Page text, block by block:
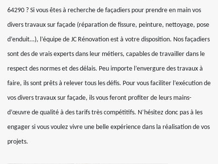
64290 ? Si vous êtes à recherche de façadiers pour prendre en main vos
divers travaux sur façade (réparation de fissure, peinture, nettoyage, pose
d’enduit…), l’équipe de JC Rénovation est à votre disposition. Nos façadiers
sont des de vrais experts dans leur métiers, capables de travailler dans le
respect des normes et des délais. Peu importe l’envergure des travaux à
faire, ils sont prêts à relever tous les défis. Pour vous faciliter l’exécution de
vos divers travaux sur façade, ils vous feront profiter de leurs mains-
d’œuvre de qualité à des tarifs très compétitifs. N’hésitez donc pas à les
engager si vous voulez vivre une belle expérience dans la réalisation de vos
projets.